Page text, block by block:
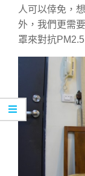
人可以倖免，
外，我們更需
罩來對抗PM2.5